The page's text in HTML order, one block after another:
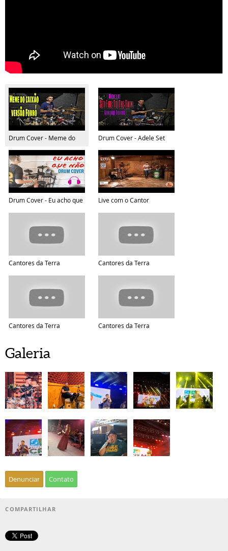
Drum Cover - Meme do
Drum Cover - Adele Set
Drum Cover - Eu acho que
Live com o Cantor
Cantores da Terra Cantores da Terra
Cantores da Terra Cantores da Terra
Galeria
Denunciar Contato
COMPARTILHAR